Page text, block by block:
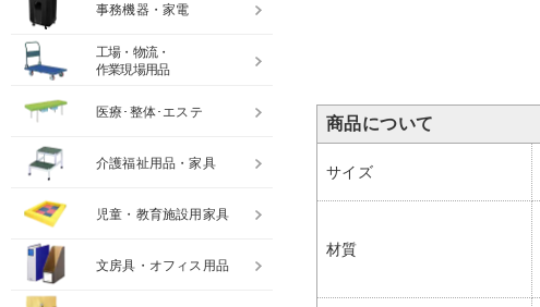
商品について
サイズ
材質
事務機器・家電
工場・物流・
作業現場用品
医療･整体･エステ
介護福祉用品・家具
児童・教育施設用家具
文房具・オフィス用品